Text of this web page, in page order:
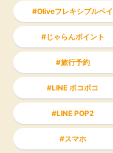
Oliveフレキシブルペイ
じゃらんポイント
旅行予約
LINE ポコポコ
LINE POP2
スマホ